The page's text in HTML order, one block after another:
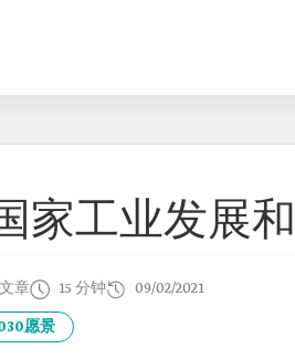
家工业发展
文章 15 分钟 09/02/2021
愿景